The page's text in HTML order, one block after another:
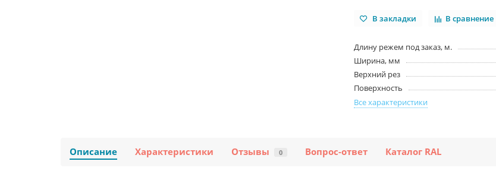
В закладки В сравнение
Длину режем под заказ, м.
Ширина, мм
Верхний рез
Поверхность
Все характеристики
Описание Характеристики Отзывы 0 Вопрос-ответ Каталог RAL